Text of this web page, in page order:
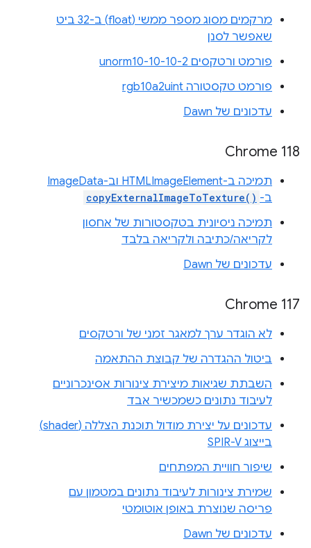
מרקמים מסוג מספר ממשי (float) ב-32 ביט
שאפשר לסנן
פורמט ורטקסים unorm10-10-10-2
פורמט טקסטורה rgb10a2uint
עדכונים של Dawn
Chrome 118
תמיכה ב-HTMLImageElement וב-ImageData
ב- copyExternalImageToTexture()
תמיכה ניסיונית בטקסטורות של אחסון
לקריאה/כתיבה ולקריאה בלבד
עדכונים של Dawn
Chrome 117
לא הוגדר ערך למאגר זמני של ורטקסים
ביטול ההגדרה של קבוצת ההתאמה
השבתת שגיאות מיצירת צינורות אסינכרוניים
לעיבוד נתונים כשמכשיר אבד
עדכונים על יצירת מודול תוכנת הצללה (shader)
בייצוג SPIR-V
שיפור חוויית המפתחים
שמירת צינורות לעיבוד נתונים במטמון עם
פריסה שנוצרת באופן אוטומטי
עדכונים של Dawn